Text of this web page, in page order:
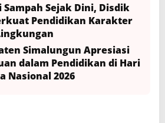
Sampah Sejak Dini, Disdik
Pendidikan Karakter
Simalungun Apresiasi
dalam Pendidikan di Hari
Nasional 2026